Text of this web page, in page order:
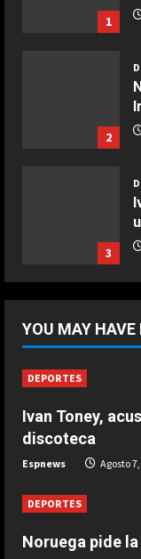
1
2
3
YOU MAY HAVE
DEPORTES
Ivan Toney,
discoteca
Espnews Agosto
DEPORTES
Noruega pide